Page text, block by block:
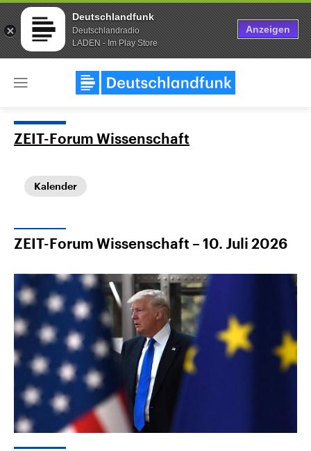
Deutschlandfunk
Deutschlandradio
LADEN - Im Play Store
Anzeigen
Close
Landtagswahl Sachsen-Anhalt
Alle Informationen
Sachsen-Anhalt wählt am 6.
September 2026 einen neuen
Landtag. Seit 2021 wird das
Bundesland von einer Koalition aus
CDU, SPD und FDP regiert.-
Umfragen, Prognosen,
Wahlprogramme, aktuelle Berichte
und Hintergründe zu den Parteien
und Kandidaten der anstehenden
Wahl.
USA
Aktuelle Beiträge,
Hintergründe
Wirtschaftlich und
gehören die Vereinigten
den mächtigsten Ländern
mit großem Einfluss auf
aktuelle Weltgeschehen.
Sendungen Programm
Audio-Archiv
ZEIT-Forum Wissenschaft
Kalender
ZEIT-Forum Wissenschaft – 10. Juli 2026